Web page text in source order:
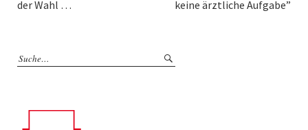
der Wahl …
keine ärztliche Aufgabe”